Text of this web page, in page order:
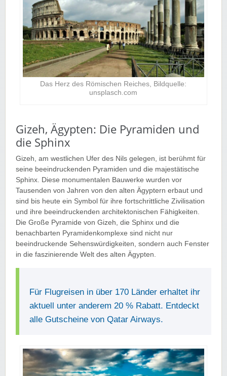
Das Herz des Römischen Reiches, Bildquelle:
unsplasch.com
Gizeh, Ägypten: Die Pyramiden und
die Sphinx
Gizeh, am westlichen Ufer des Nils gelegen, ist berühmt für
seine beeindruckenden Pyramiden und die majestätische
Sphinx. Diese monumentalen Bauwerke wurden vor
Tausenden von Jahren von den alten Ägyptern erbaut und
sind bis heute ein Symbol für ihre fortschrittliche Zivilisation
und ihre beeindruckenden architektonischen Fähigkeiten.
Die Große Pyramide von Gizeh, die Sphinx und die
benachbarten Pyramidenkomplexe sind nicht nur
beeindruckende Sehenswürdigkeiten, sondern auch Fenster
in die faszinierende Welt des alten Ägypten.
Für Flugreisen in über 170 Länder erhaltet ihr
aktuell unter anderem 20 % Rabatt. Entdeckt
alle Gutscheine von Qatar Airways.